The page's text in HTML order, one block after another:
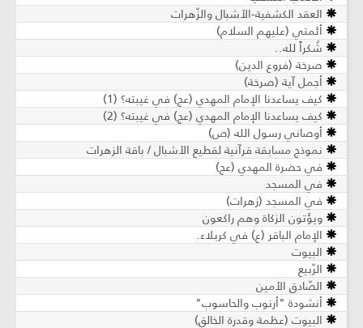
العقد الكشفية-الأشبال والزّهرات
أئمتي (عليهم السلام)
شُكراً لله..
صرخة (فروع الدين)
أجمل آية (صرخة)
كيف يساعدنا الإمام المهدي (عج) في غيبته؟ (1)
كيف يساعدنا الإمام المهدي (عج) في غيبته؟ (2)
أوصاني رسول الله (ص)
نموذج مسابقة قرآنية لقطيع الأشبال / باقة الزهرات
في حضرة المهدي (عج)
في المسجد
في المسجد (زهرات)
ويؤتون الزكاة وهم راكعون
الإمام الباقر (ع) في كربلاء.
البيوت
الرّبيع
الصّادق الأمين
أنشودة "أرنوب والحاسوب"
البيوت (عظمة وقدرة الخالق)